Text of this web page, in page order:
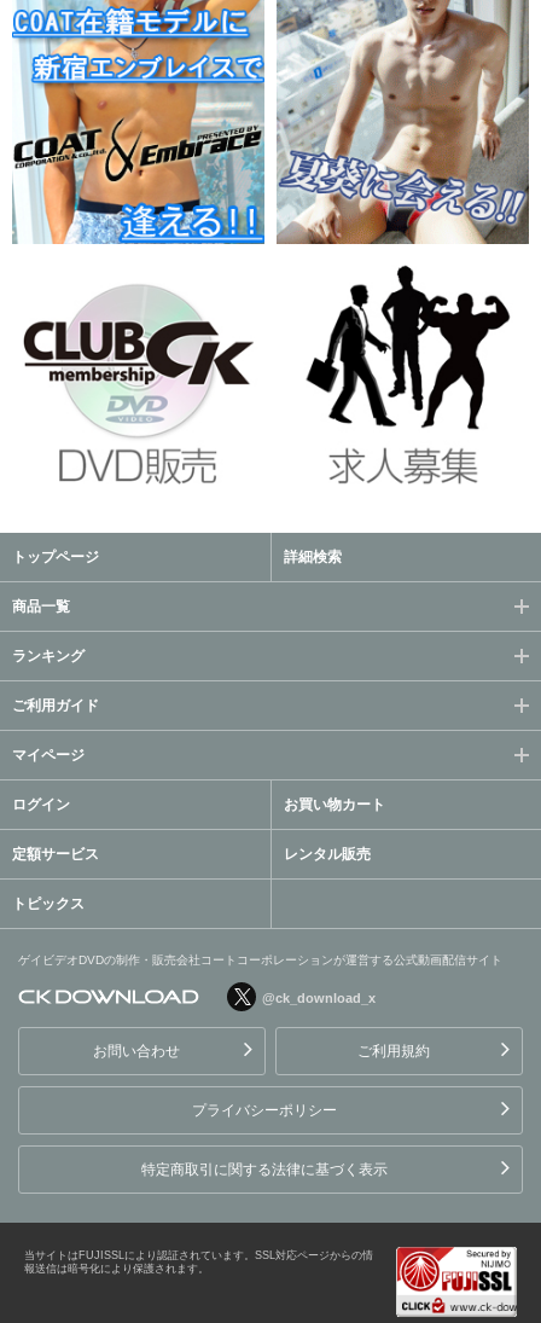
トップページ 詳細検索
商品一覧
ランキング
ご利用ガイド
マイページ
ログイン お買い物カート
定額サービス レンタル販売
トピックス
ゲイビデオDVDの制作・販売会社コートコーポレーションが運営する公式動画配信サイト
ョンが運営する公式動画配
信サイト
@ck_download_x
お問い合わせ ご利用規約
プライバシーポリシー
特定商取引に関する法律に基づく表示
当サイトはFUJISSLにより認証されています。SSL対応ページからの情
報送信は暗号化により保護されます。